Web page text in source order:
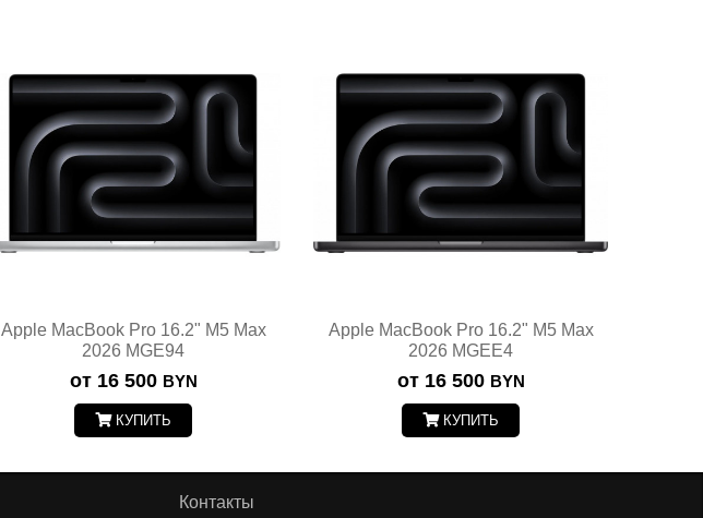
Apple MacBook Pro 16.2" M5 Max
2026 MGE94
от 16 500 BYN
КУПИТЬ
Apple MacBook Pro 16.2" M5 Max
2026 MGEE4
от 16 500 BYN
КУПИТЬ
Контакты